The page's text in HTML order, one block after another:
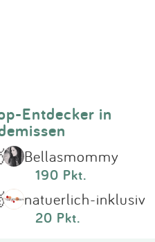
Entdecker in
Bellasmommy
190 Pkt.
natuerlich-inklusiv
20 Pkt.